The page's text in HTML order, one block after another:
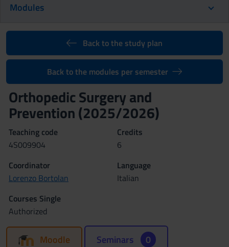
Modules
Back to the study plan
Back to the modules per semester
Orthopedic Surgery and
Prevention (2025/2026)
Teaching code
4S009904
Credits
6
Coordinator
Lorenzo Bortolan
Language
Italian
Courses Single
Authorized
Moodle Seminars 0